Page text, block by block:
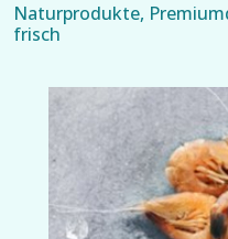
Naturprodukte,
frisch